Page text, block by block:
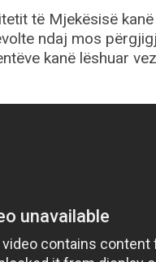
të Mjekësisë
ndaj mos
kanë lëshuar